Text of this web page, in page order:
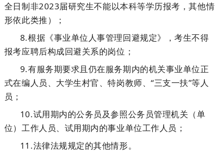
全日制非2023届研究生不能以本科等学历报考，其他情
形依此类推）；
8.根据《事业单位人事管理回避规定》，考生不得
报考应聘后构成回避关系的岗位；
9.有服务期要求且仍在服务期内的机关事业单位正
式在编人员、大学生村官、特岗教师、“三支一扶”等人
员；
10.试用期内的公务员及参照公务员管理机关（单
位）工作人员、试用期内的事业单位工作人员；
11.法律法规规定的其他情形。